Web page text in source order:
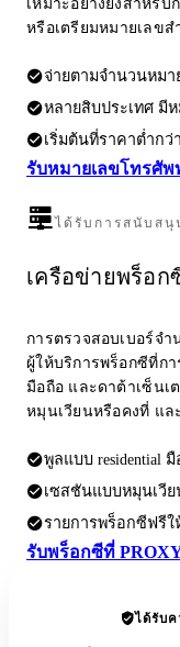
เหมาะอย่างยิ่งสำหรับ
หรือเตรียมหมายเลข
จ่ายตามจำนวนหม
หลายสิบประเทศ มีห
เริ่มต้นที่ราคาต่ำกว่
รับหมายเลขโทรศัพ
ได้รับการสนับสนุ
เครือข่ายพร็อก
การตรวจสอบเบอร์จำ
ผู้ให้บริการพร็อกซีที่กา
มือถือ และดาต้าเซ็นเ
หมุนเวียนหรือคงที่ แล
พูลแบบ residential
เซสชันแบบหมุนเวีย
รายการพร็อกซีฟรี
รับพร็อกซีที่
ได้รับค